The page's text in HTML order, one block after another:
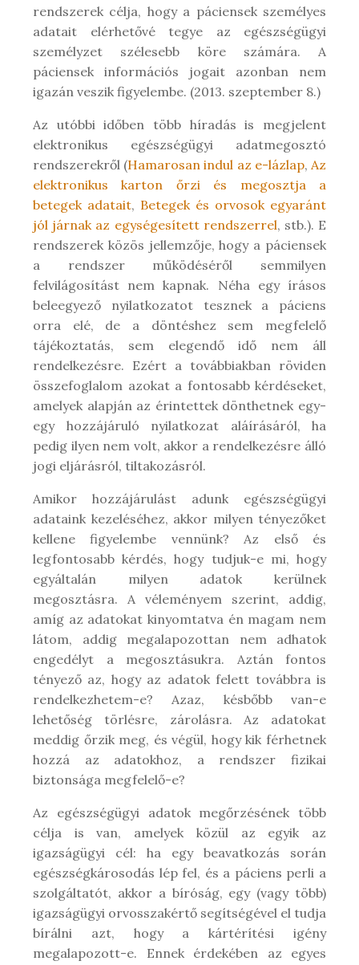
rendszerek célja, hogy a páciensek személyes
adatait elérhetővé tegye az egészségügyi
személyzet szélesebb köre számára. A
páciensek információs jogait azonban nem
igazán veszik figyelembe. (2013. szeptember 8.)
Az utóbbi időben több híradás is megjelent
elektronikus egészségügyi adatmegosztó
rendszerekről (Hamarosan indul az e-lázlap, Az
elektronikus karton őrzi és megosztja a
betegek adatait, Betegek és orvosok egyaránt
jól járnak az egységesített rendszerrel, stb.). E
rendszerek közös jellemzője, hogy a páciensek
a rendszer működéséről semmilyen
felvilágosítást nem kapnak. Néha egy írásos
beleegyező nyilatkozatot tesznek a páciens
orra elé, de a döntéshez sem megfelelő
tájékoztatás, sem elegendő idő nem áll
rendelkezésre. Ezért a továbbiakban röviden
összefoglalom azokat a fontosabb kérdéseket,
amelyek alapján az érintettek dönthetnek egy-
egy hozzájáruló nyilatkozat aláírásáról, ha
pedig ilyen nem volt, akkor a rendelkezésre álló
jogi eljárásról, tiltakozásról.
Amikor hozzájárulást adunk egészségügyi
adataink kezeléséhez, akkor milyen tényezőket
kellene figyelembe vennünk? Az első és
legfontosabb kérdés, hogy tudjuk-e mi, hogy
egyáltalán milyen adatok kerülnek
megosztásra. A véleményem szerint, addig,
amíg az adatokat kinyomtatva én magam nem
látom, addig megalapozottan nem adhatok
engedélyt a megosztásukra. Aztán fontos
tényező az, hogy az adatok felett továbbra is
rendelkezhetem-e? Azaz, késbőbb van-e
lehetőség törlésre, zárolásra. Az adatokat
meddig őrzik meg, és végül, hogy kik férhetnek
hozzá az adatokhoz, a rendszer fizikai
biztonsága megfelelő-e?
Az egészségügyi adatok megőrzésének több
célja is van, amelyek közül az egyik az
igazságügyi cél: ha egy beavatkozás során
egészségkárosodás lép fel, és a páciens perli a
szolgáltatót, akkor a bíróság, egy (vagy több)
igazságügyi orvosszakértő segítségével el tudja
bírálni azt, hogy a kártérítési igény
megalapozott-e. Ennek érdekében az egyes